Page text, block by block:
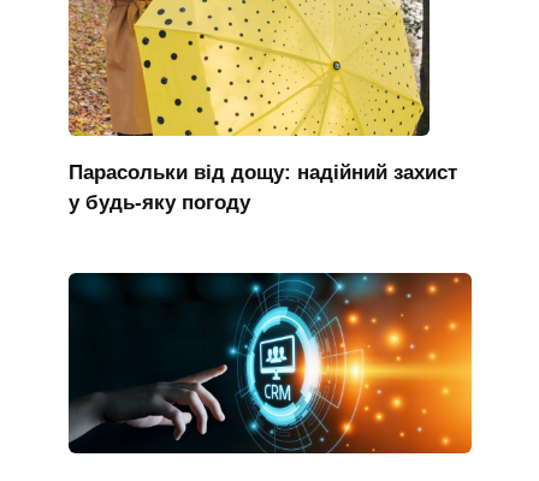
Парасольки від дощу: надійний захист
у будь-яку погоду